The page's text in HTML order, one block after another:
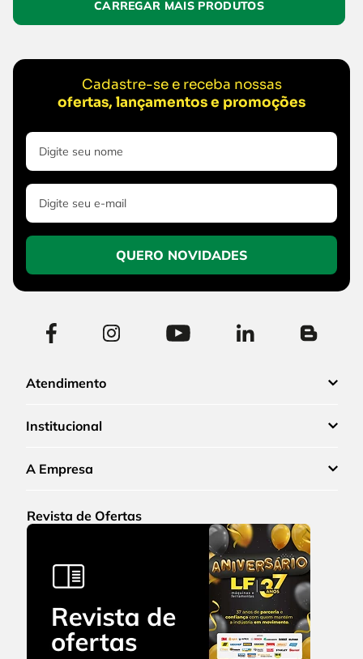
Cadastre-se e receba nossas
ofertas, lançamentos e promoções
QUERO NOVIDADES
Atendimento
Institucional
A Empresa
Revista de Ofertas